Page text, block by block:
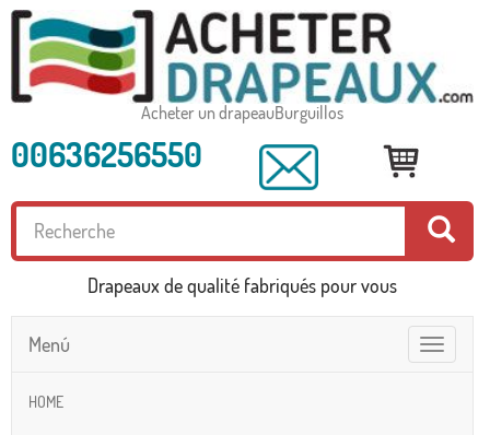
Acheter un drapeauBurguillos
00636256550
Drapeaux de qualité fabriqués pour vous
Toggle
navigation
Menú
HOME